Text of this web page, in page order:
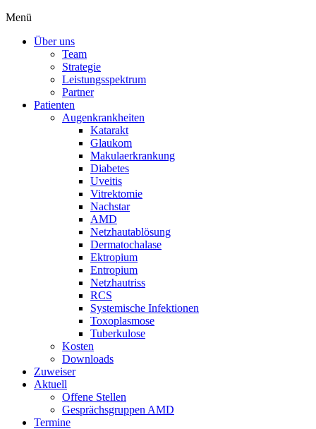
Menü
Über uns
Team
Strategie
Leistungsspektrum
Partner
Patienten
Augenkrankheiten
Katarakt
Glaukom
Makulaerkrankung
Diabetes
Uveitis
Vitrektomie
Nachstar
AMD
Netzhautablösung
Dermatochalase
Ektropium
Entropium
Netzhautriss
RCS
Systemische Infektionen
Toxoplasmose
Tuberkulose
Kosten
Downloads
Zuweiser
Aktuell
Offene Stellen
Gesprächsgruppen AMD
Termine